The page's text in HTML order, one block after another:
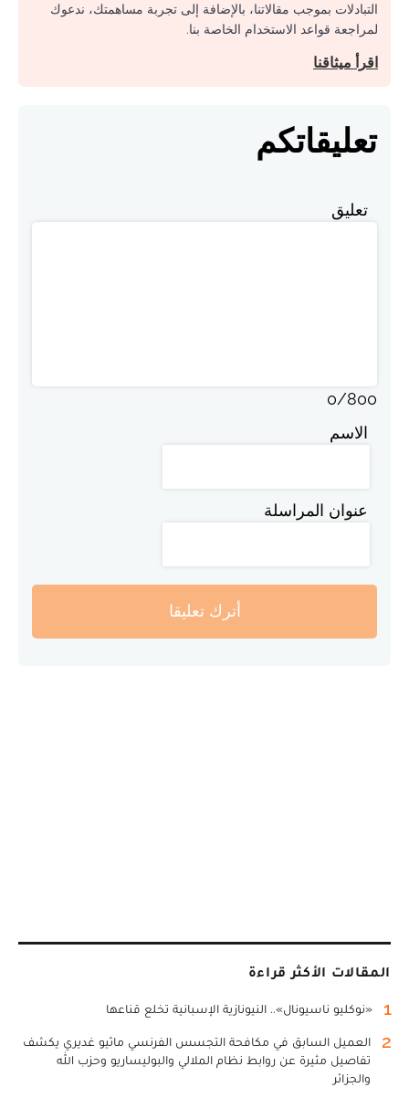
التبادلات بموجب مقالاتنا، بالإضافة إلى تجربة مساهمتك، ندعوك
لمراجعة قواعد الاستخدام الخاصة بنا.
اقرأ ميثاقنا
تعليقاتكم
تعليق
0/800
الاسم
عنوان المراسلة
أترك تعليقا
المقالات الأكثر قراءة
1 «نوكليو ناسيونال».. النيونازية الإسبانية تخلع قناعها
2
العميل السابق في مكافحة التجسس الفرنسي ماثيو غديري يكشف
تفاصيل مثيرة عن روابط نظام الملالي والبوليساريو وحزب الله
والجزائر